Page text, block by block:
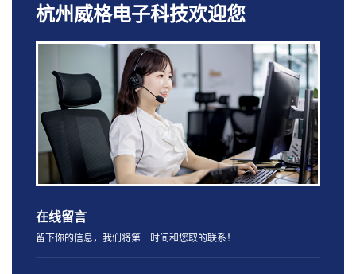
杭州威格电子科技欢迎您
在线留言
留下你的信息，我们将第一时间和您取的联系！